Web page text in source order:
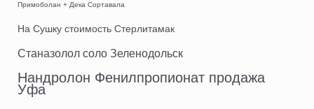
Примоболан + Дека Сортавала
На Сушку стоимость Стерлитамак
Станазолол соло Зеленодольск
Нандролон Фенилпропионат продажа
Уфа